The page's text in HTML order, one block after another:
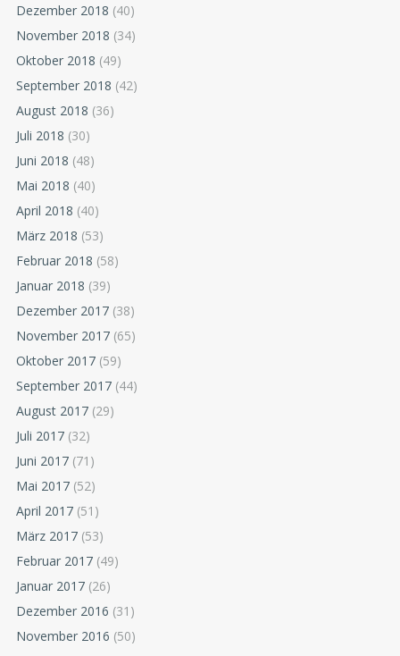
Dezember 2018 (40)
November 2018 (34)
Oktober 2018 (49)
September 2018 (42)
August 2018 (36)
Juli 2018 (30)
Juni 2018 (48)
Mai 2018 (40)
April 2018 (40)
März 2018 (53)
Februar 2018 (58)
Januar 2018 (39)
Dezember 2017 (38)
November 2017 (65)
Oktober 2017 (59)
September 2017 (44)
August 2017 (29)
Juli 2017 (32)
Juni 2017 (71)
Mai 2017 (52)
April 2017 (51)
März 2017 (53)
Februar 2017 (49)
Januar 2017 (26)
Dezember 2016 (31)
November 2016 (50)